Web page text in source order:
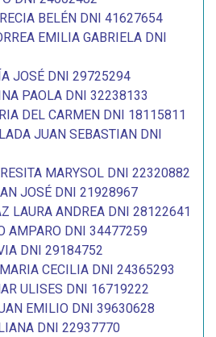
BELÉN DNI 41627654
EMILIA GABRIELA DNI
JOSÉ DNI 29725294
PAOLA DNI 32238133
DEL CARMEN DNI 18115811
JUAN SEBASTIAN DNI
MARYSOL DNI 22320882
JOSÉ DNI 21928967
LAURA ANDREA DNI 28122641
AMPARO DNI 34477259
DNI 29184752
MARIA CECILIA DNI 24365293
ULISES DNI 16719222
EMILIO DNI 39630628
DNI 22937770